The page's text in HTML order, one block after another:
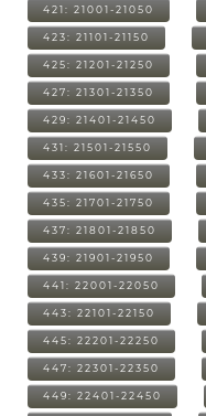
421: 21001-21050
423: 21101-21150
425: 21201-21250
427: 21301-21350
429: 21401-21450
431: 21501-21550
433: 21601-21650
435: 21701-21750
437: 21801-21850
439: 21901-21950
441: 22001-22050
443: 22101-22150
445: 22201-22250
447: 22301-22350
449: 22401-22450